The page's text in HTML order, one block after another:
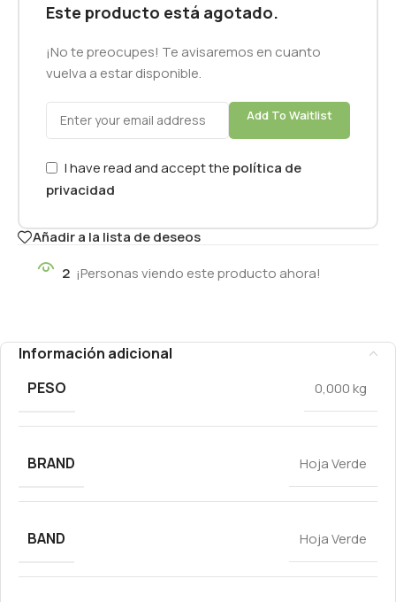
Este producto está agotado.
¡No te preocupes! Te avisaremos en cuanto
vuelva a estar disponible.
Add To Waitlist
I have read and accept the política de
privacidad
Añadir a la lista de deseos
2 ¡Personas viendo este producto ahora!
Información adicional
PESO
0,000 kg
BRAND Hoja Verde
BAND Hoja Verde